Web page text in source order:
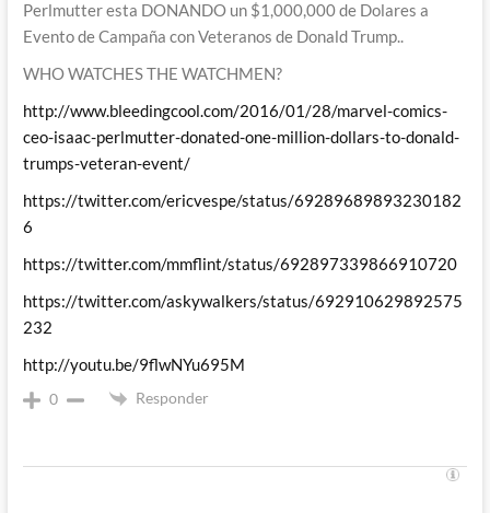
Perlmutter esta DONANDO un $1,000,000 de Dolares a
Evento de Campaña con Veteranos de Donald Trump..
WHO WATCHES THE WATCHMEN?
http://www.bleedingcool.com/2016/01/28/marvel-comics-
ceo-isaac-perlmutter-donated-one-million-dollars-to-donald-
trumps-veteran-event/
https://twitter.com/ericvespe/status/69289689893230182
6
https://twitter.com/mmflint/status/692897339866910720
https://twitter.com/askywalkers/status/692910629892575
232
http://youtu.be/9flwNYu695M
0 Responder